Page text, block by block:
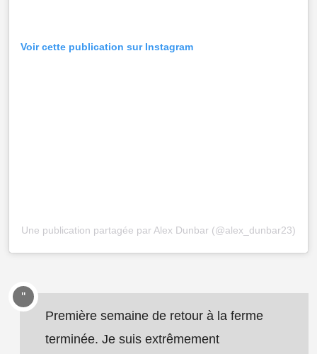
Voir cette publication sur Instagram
Une publication partagée par Alex Dunbar (@alex_dunbar23)
Première semaine de retour à la ferme
terminée. Je suis extrêmement